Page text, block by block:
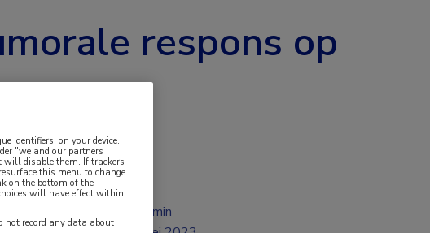
respons op
2 min
identifiers, on your device.
"we and our partners
will disable them. If trackers
this menu to change
on the bottom of the
will have effect within
not record any data about